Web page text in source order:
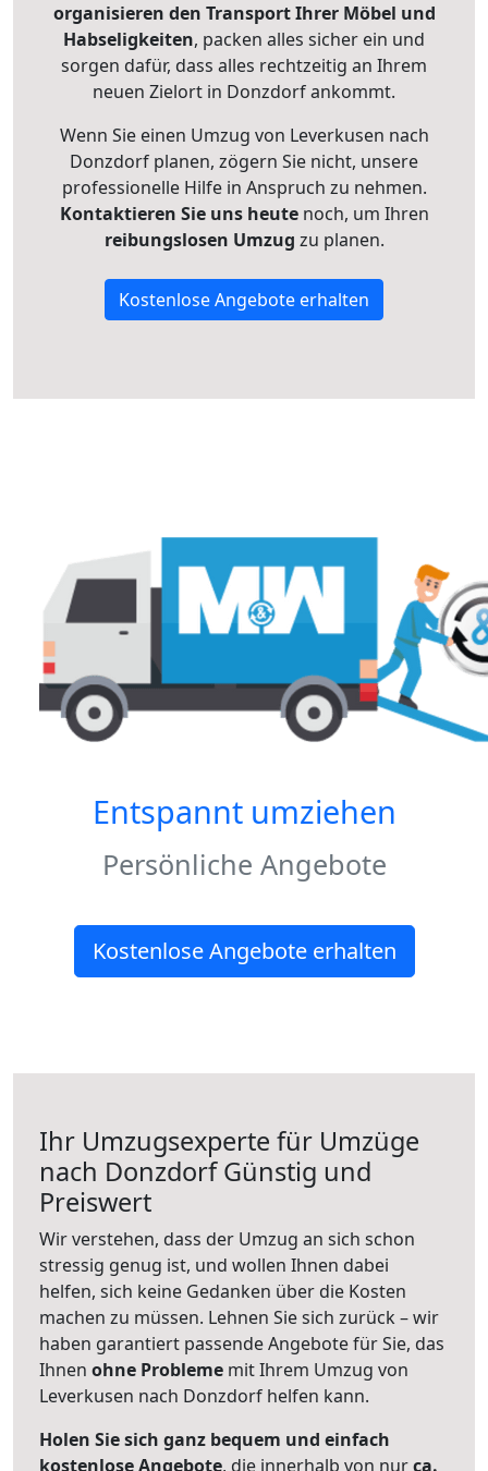
organisieren den Transport Ihrer Möbel und
Habseligkeiten, packen alles sicher ein und
sorgen dafür, dass alles rechtzeitig an Ihrem
neuen Zielort in Donzdorf ankommt.
Wenn Sie einen Umzug von Leverkusen nach
Donzdorf planen, zögern Sie nicht, unsere
professionelle Hilfe in Anspruch zu nehmen.
Kontaktieren Sie uns heutenoch, um Ihren
reibungslosen Umzug zu planen.
Kostenlose Angebote erhalten
Entspannt umziehen
Persönliche Angebote
Kostenlose Angebote erhalten
Ihr Umzugsexperte für Umzüge
nach DonzdorfGünstig und
Preiswert
Wir verstehen, dass der Umzug an sich schon
stressig genug ist, und wollen Ihnen dabei
helfen, sich keine Gedanken über die Kosten
machen zu müssen. Lehnen Sie sich zurück – wir
haben garantiert passende Angebote für Sie, das
Ihnen ohne Probleme mit Ihrem Umzug von
Leverkusen nach Donzdorf helfen kann.
Holen Sie sich ganz bequem und einfach
kostenlose Angebote, die innerhalb von nurca.